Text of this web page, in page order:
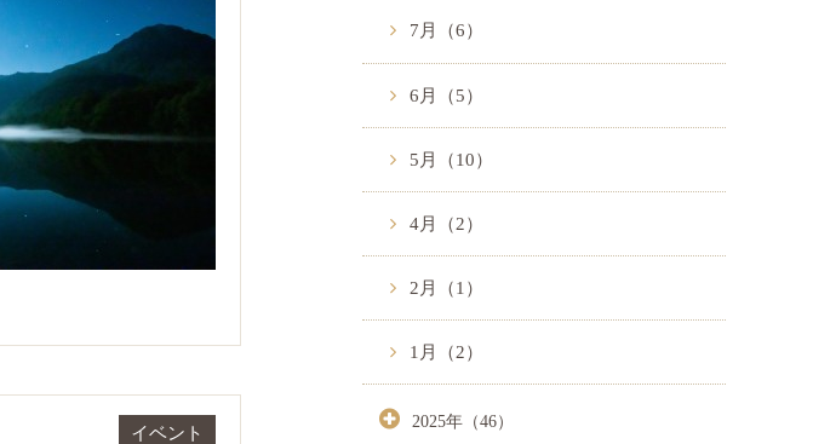
イベント
7月（6）
6月（5）
5月（10）
4月（2）
2月（1）
1月（2）
2025年（46）